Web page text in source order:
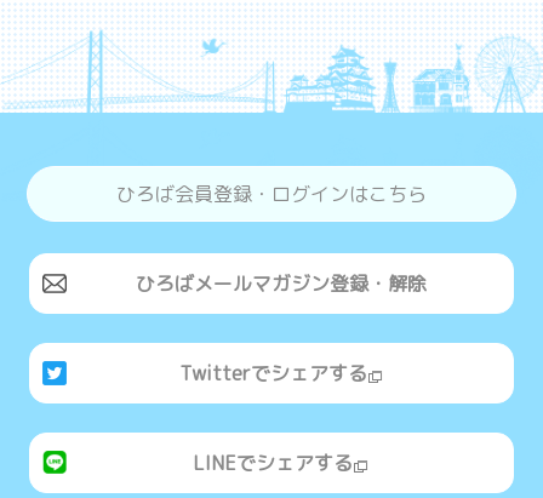
ひろば会員登録・ログインはこちら
ひろばメールマガジン登録・解除
Twitterでシェアする
LINEでシェアする